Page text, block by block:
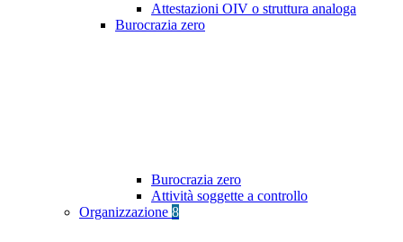
Attestazioni OIV o struttura analoga
Burocrazia zero
Burocrazia zero
Attività soggette a controllo
Organizzazione 8